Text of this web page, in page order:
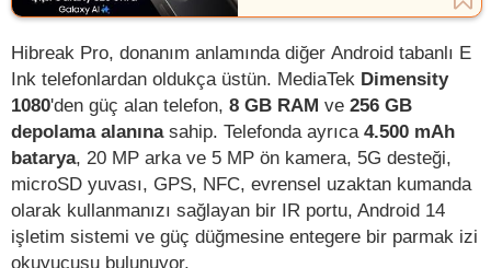
Hibreak Pro, donanım anlamında diğer Android tabanlı E
Ink telefonlardan oldukça üstün. MediaTek Dimensity
1080'den güç alan telefon, 8 GB RAM ve 256 GB
depolama alanınasahip. Telefonda ayrıca 4.500 mAh
batarya, 20 MP arka ve 5 MP ön kamera, 5G desteği,
microSD yuvası, GPS, NFC, evrensel uzaktan kumanda
olarak kullanmanızı sağlayan bir IR portu, Android 14
işletim sistemi ve güç düğmesine entegere bir parmak izi
okuyucusu bulunuyor.